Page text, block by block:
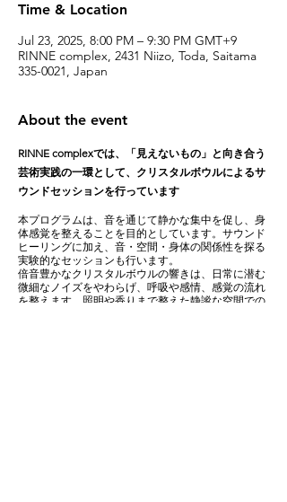
Time & Location
Jul 23, 2025, 8:00 PM – 9:30 PM GMT+9
RINNE complex, 2431 Niizo, Toda, Saitama
335-0021, Japan
About the event
RINNE complexでは、「見えないもの」と向き合う
芸術実践の一環として、クリスタルボウルによるサ
ウンドセッションを行っています
本プログラムは、音を通じて静かな集中を促し、身
体感覚を整えることを目的としています。サウンド
ヒーリングに加え、音・空間・身体の関係性を探る
実験的なセッションも行います。
倍音豊かなクリスタルボウルの響きは、日常に潜む
微細なノイズをやわらげ、呼吸や感情、感覚の流れ
を整えます。照明や香りまで整えた静謐な空間での